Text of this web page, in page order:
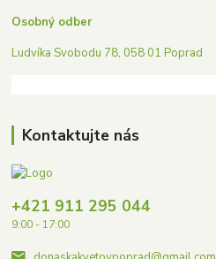
Osobný odber
Ludvíka Svobodu 78, 058 01 Poprad
Kontaktujte nás
+421 911 295 044
9:00 - 17:00